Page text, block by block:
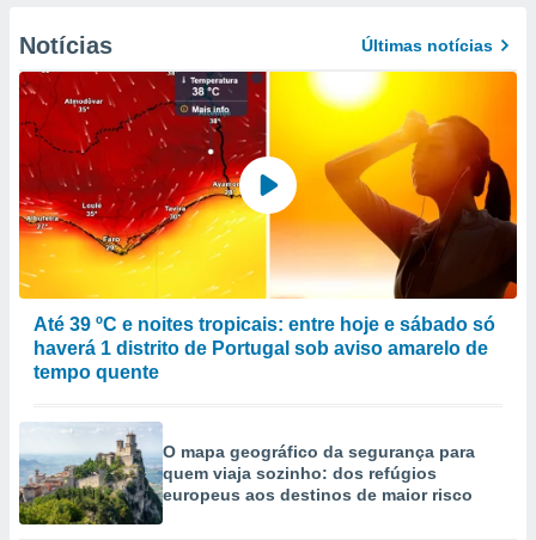
Notícias Últimas notícias
Até 39 ºC e noites tropicais: entre hoje e sábado só
haverá 1 distrito de Portugal sob aviso amarelo de
tempo quente
O mapa geográfico da segurança para
quem viaja sozinho: dos refúgios
europeus aos destinos de maior risco